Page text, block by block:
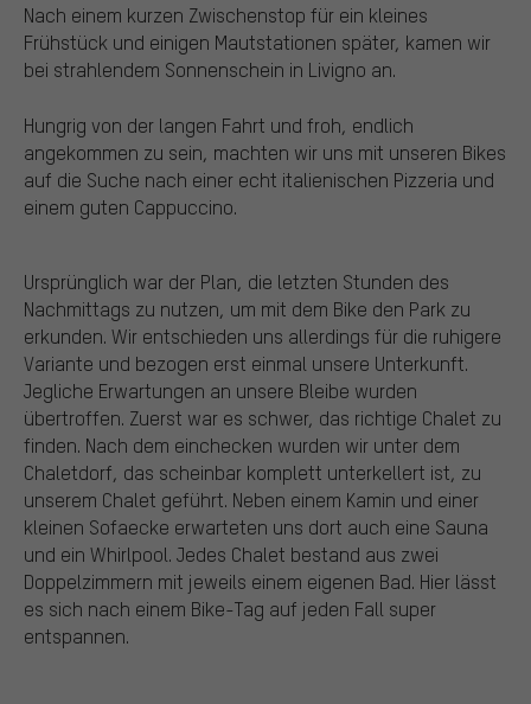
Nach einem kurzen Zwischenstop für ein kleines
Frühstück und einigen Mautstationen später, kamen wir
bei strahlendem Sonnenschein in Livigno an.
Hungrig von der langen Fahrt und froh, endlich
angekommen zu sein, machten wir uns mit unseren Bikes
auf die Suche nach einer echt italienischen Pizzeria und
einem guten Cappuccino.
Ursprünglich war der Plan, die letzten Stunden des
Nachmittags zu nutzen, um mit dem Bike den Park zu
erkunden. Wir entschieden uns allerdings für die ruhigere
Variante und bezogen erst einmal unsere Unterkunft.
Jegliche Erwartungen an unsere Bleibe wurden
übertroffen. Zuerst war es schwer, das richtige Chalet zu
finden. Nach dem einchecken wurden wir unter dem
Chaletdorf, das scheinbar komplett unterkellert ist, zu
unserem Chalet geführt. Neben einem Kamin und einer
kleinen Sofaecke erwarteten uns dort auch eine Sauna
und ein Whirlpool. Jedes Chalet bestand aus zwei
Doppelzimmern mit jeweils einem eigenen Bad. Hier lässt
es sich nach einem Bike-Tag auf jeden Fall super
entspannen.